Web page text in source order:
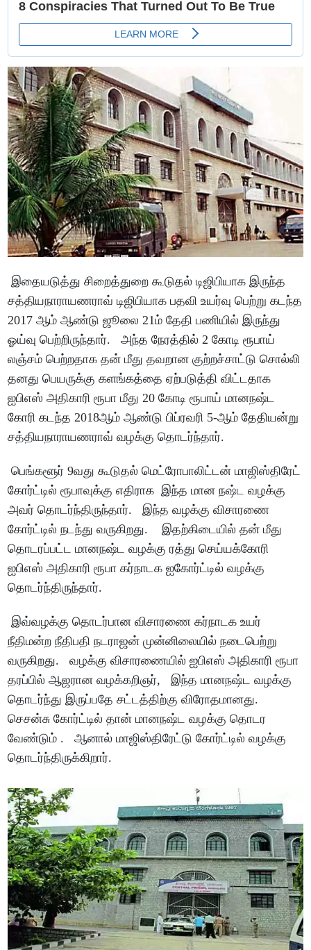
இதையடுத்து சிறைத்துறை கூடுதல் டிஜிபியாக இருந்த
சத்தியநாராயணராவ் டிஜிபியாக பதவி உயர்வு பெற்று கடந்த
2017 ஆம் ஆண்டு ஜூலை 21ம் தேதி பணியில் இருந்து
ஓய்வு பெற்றிருந்தார். அந்த நேரத்தில் 2 கோடி ரூபாய்
லஞ்சம் பெற்றதாக தன் மீது தவறான குற்றச்சாட்டு சொல்லி
தனது பெயருக்கு களங்கத்தை ஏற்படுத்தி விட்டதாக
ஐபிஎஸ் அதிகாரி ரூபா மீது 20 கோடி ரூபாய் மானநஷ்ட
கோரி கடந்த 2018ஆம் ஆண்டு பிப்ரவரி 5-ஆம் தேதியன்று
சத்தியநாராயணராவ் வழக்கு தொடர்ந்தார்.
பெங்களூர் 9வது கூடுதல் மெட்ரோபாலிட்டன் மாஜிஸ்திரேட்
கோர்ட்டில் ரூபாவுக்கு எதிராக இந்த மான நஷ்ட வழக்கு
அவர் தொடர்ந்திருந்தார். இந்த வழக்கு விசாரணை
கோர்ட்டில் நடந்து வருகிறது. இதற்கிடையில் தன் மீது
தொடரப்பட்ட மானநஷ்ட வழக்கு ரத்து செய்யக்கோரி
ஐபிஎஸ் அதிகாரி ரூபா கர்நாடக ஐகோர்ட்டில் வழக்கு
தொடர்ந்திருந்தார்.
இவ்வழக்கு தொடர்பான விசாரணை கர்நாடக உயர்
நீதிமன்ற நீதிபதி நடராஜன் முன்னிலையில் நடைபெற்று
வருகிறது. வழக்கு விசாரணையில் ஐபிஎஸ் அதிகாரி ரூபா
தரப்பில் ஆஜரான வழக்கறிஞர், இந்த மானநஷ்ட வழக்கு
தொடர்ந்து இருப்பதே சட்டத்திற்கு விரோதமானது.
செசன்சு கோர்ட்டில் தான் மானநஷ்ட வழக்கு தொடர
வேண்டும் . ஆனால் மாஜிஸ்திரேட்டு கோர்ட்டில் வழக்கு
தொடர்ந்திருக்கிறார்.